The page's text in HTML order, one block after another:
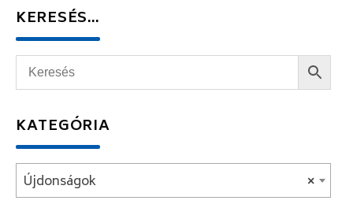
KERESÉS…
KATEGÓRIA
×
Újdonságok